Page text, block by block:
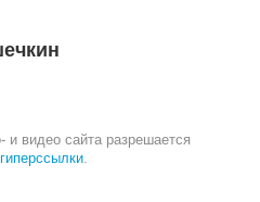
и видео сайта разрешается
.